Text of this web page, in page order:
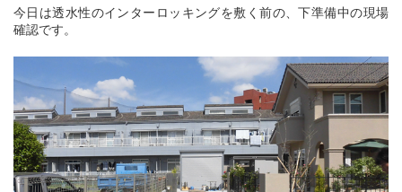
今日は透水性のインターロッキングを敷く前の、下準備中の現場
確認です。